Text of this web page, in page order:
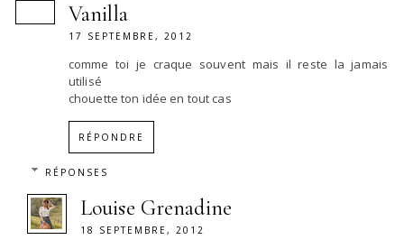
Vanilla
17 SEPTEMBRE, 2012
comme toi je craque souvent mais il reste la jamais
utilisé
chouette ton idée en tout cas
RÉPONDRE
RÉPONSES
Louise Grenadine
18 SEPTEMBRE, 2012